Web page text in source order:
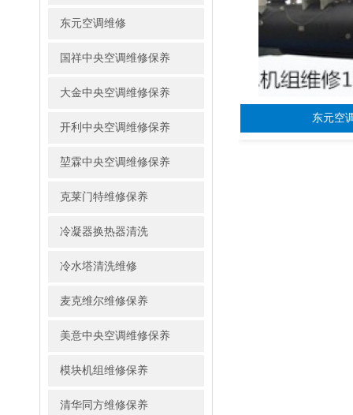
东元空调维修
国祥中央空调维修保养
大金中央空调维修保养
开利中央空调维修保养
堃霖中央空调维修保养
克莱门特维修保养
冷凝器换热器清洗
冷水塔清洗维修
麦克维尔维修保养
美意中央空调维修保养
模块机组维修保养
清华同方维修保养
东元空